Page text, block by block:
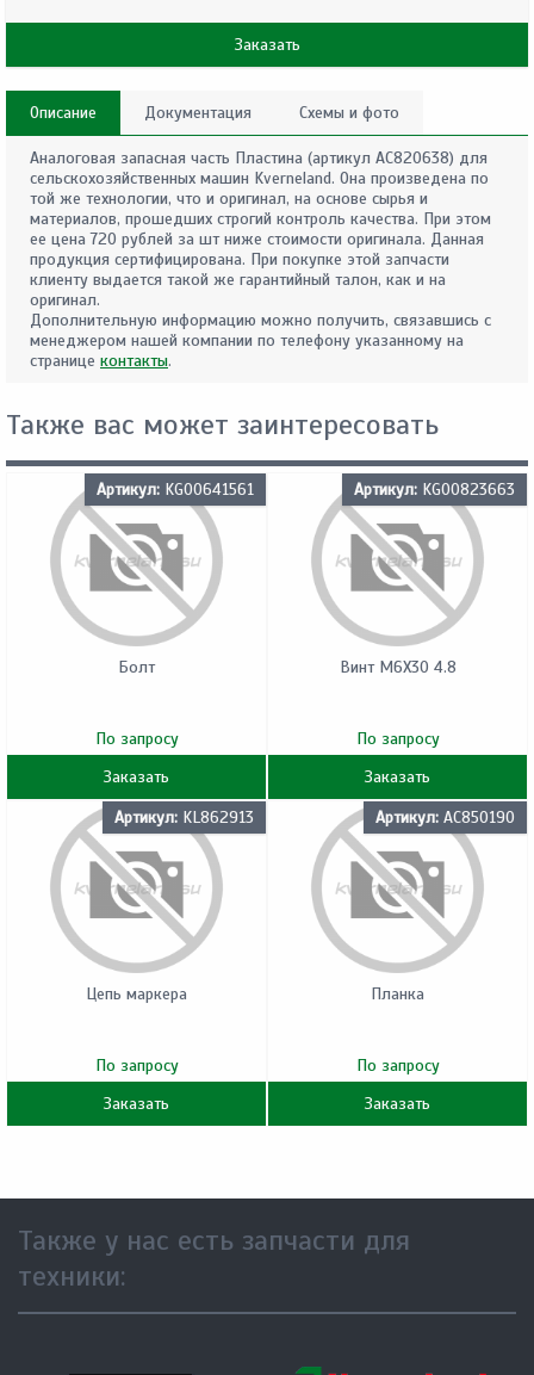
Заказать
Описание Документация Схемы и фото
Аналоговая запасная часть Пластина (артикул AC820638) для
сельскохозяйственных машин Kverneland. Она произведена по
той же технологии, что и оригинал, на основе сырья и
материалов, прошедших строгий контроль качества. При этом
ее цена 720 рублей за шт ниже стоимости оригинала. Данная
продукция сертифицирована. При покупке этой запчасти
клиенту выдается такой же гарантийный талон, как и на
оригинал.
Дополнительную информацию можно получить, связавшись с
менеджером нашей компании по телефону указанному на
странице контакты.
Также вас может заинтересовать
Артикул: KG00641561
Болт
По запросу
Заказать
Артикул: KG00823663
Винт M6X30 4.8
По запросу
Заказать
Артикул: KL862913
Цепь маркера
По запросу
Заказать
Артикул: AC850190
Планка
По запросу
Заказать
Также у нас есть запчасти для
техники: